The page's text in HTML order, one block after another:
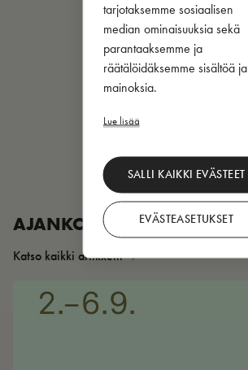
tarjotaksemme sosiaalisen
median ominaisuuksia sekä
parantaaksemme ja
räätälöidäksemme sisältöä ja
mainoksia.
Lue lisää
SALLI KAIKKI EVÄSTEET
EVÄSTEASETUKSET
AJANKOHTAISTA
Katso kaikki artikkelit